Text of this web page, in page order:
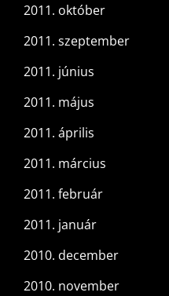
2011. október
2011. szeptember
2011. június
2011. május
2011. április
2011. március
2011. február
2011. január
2010. december
2010. november